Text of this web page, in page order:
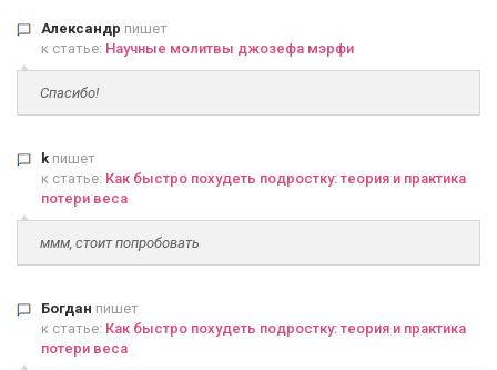
Александр пишет
к статье: Научные молитвы джозефа мэрфи
Спасибо!
k пишет
к статье: Как быстро похудеть подростку: теория и практика
потери веса
ммм, стоит попробовать
Богдан пишет
к статье: Как быстро похудеть подростку: теория и практика
потери веса